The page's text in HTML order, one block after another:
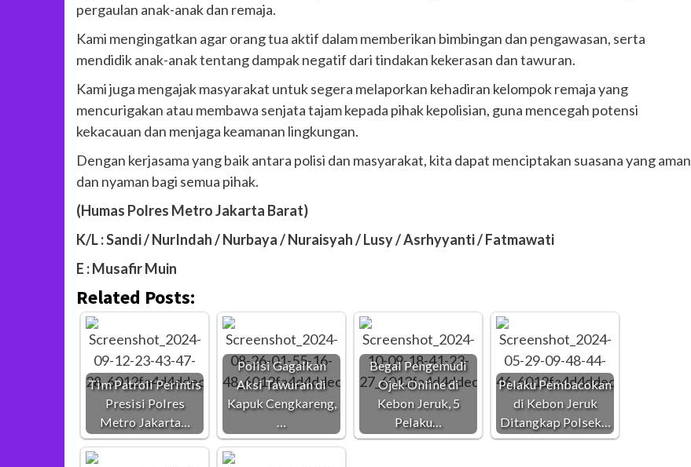
pergaulan anak-anak dan remaja.
Kami mengingatkan agar orang tua aktif dalam memberikan bimbingan dan pengawasan, serta
mendidik anak-anak tentang dampak negatif dari tindakan kekerasan dan tawuran.
Kami juga mengajak masyarakat untuk segera melaporkan kehadiran kelompok remaja yang
mencurigakan atau membawa senjata tajam kepada pihak kepolisian, guna mencegah potensi
kekacauan dan menjaga keamanan lingkungan.
Dengan kerjasama yang baik antara polisi dan masyarakat, kita dapat menciptakan suasana yang aman
dan nyaman bagi semua pihak.
(Humas Polres Metro Jakarta Barat)
K/L : Sandi / NurIndah / Nurbaya / Nuraisyah / Lusy / Asrhyyanti / Fatmawati
E : Musafir Muin
Related Posts:
Tim Patroli Perintis
Presisi Polres
Metro Jakarta…
Polisi Gagalkan
Aksi Tawuran di
Kapuk Cengkareng,
…
Begal Pengemudi
Ojek Online di
Kebon Jeruk, 5
Pelaku…
Pelaku Pembacokan
di Kebon Jeruk
Ditangkap Polsek…